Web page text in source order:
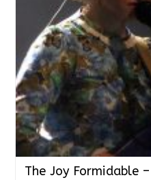
The Joy Formidable